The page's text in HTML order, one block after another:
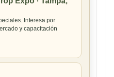
Interesa por
y capacitación